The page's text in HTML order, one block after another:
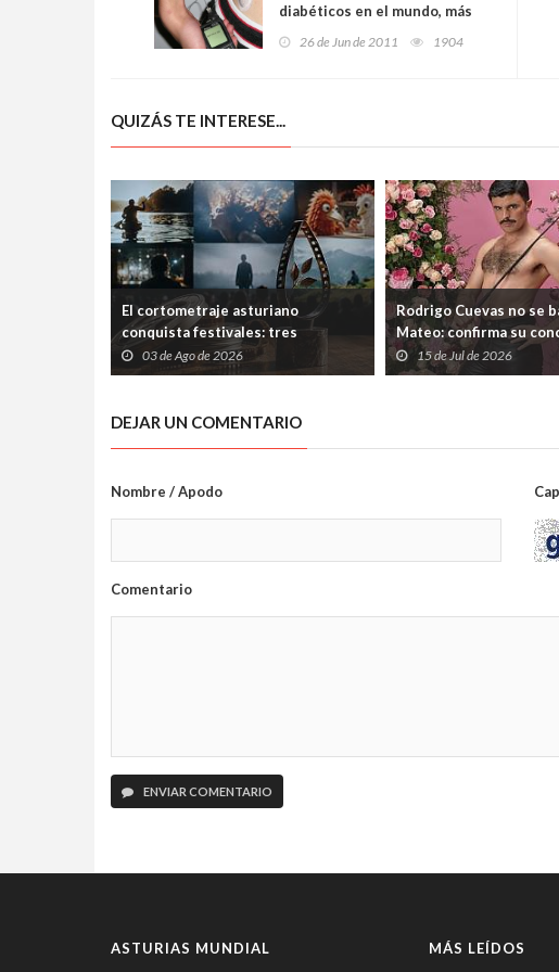
diabéticos en el mundo, más
del doble que en 1980
26 de Jun de 2011 1904
QUIZÁS TE INTERESE...
El cortometraje asturiano
conquista festivales: tres
producciones de Laboral
Cinemateca suman nuevos premios
03 de Ago de 2026
Rodrigo Cuevas no se
Mateo: confirma su
Ería tras las dudas
el Ayuntamiento
15 de Jul de 2026
DEJAR UN COMENTARIO
Nombre / Apodo
Comentario
ENVIAR COMENTARIO
ASTURIAS MUNDIAL MÁS LEÍDOS